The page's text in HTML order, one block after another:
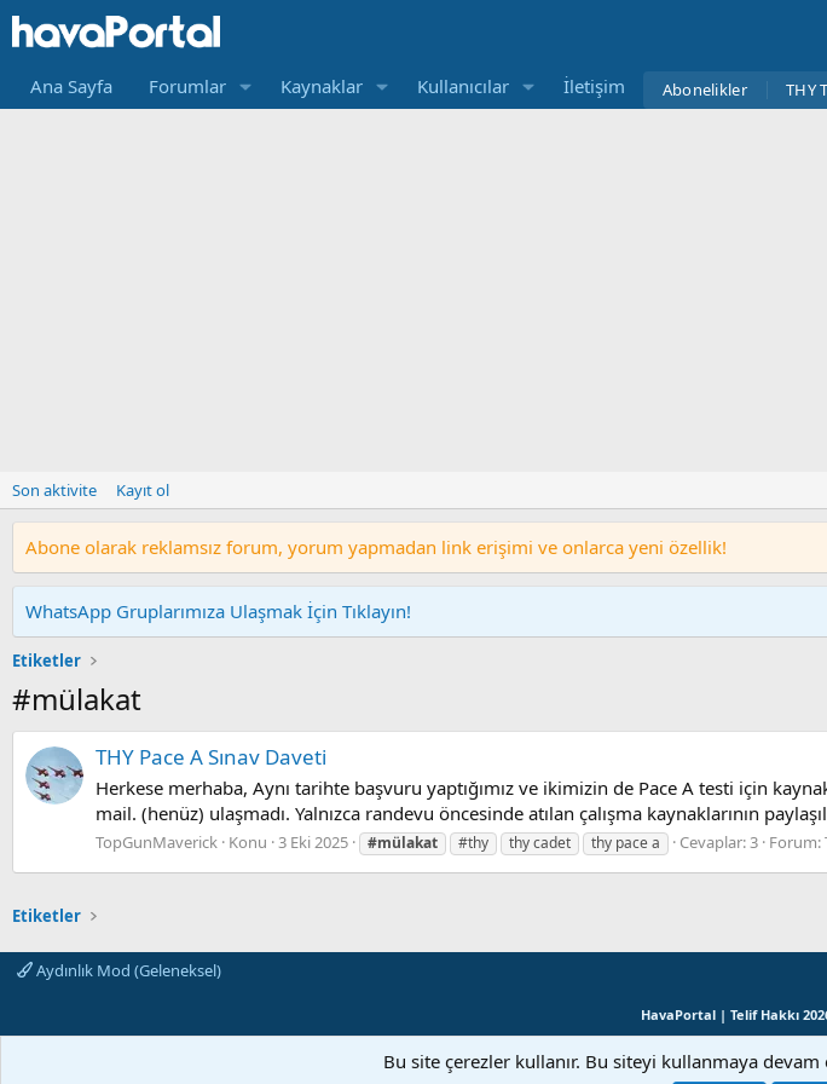
Ana Sayfa Forumlar Kaynaklar Kullanıcılar İletişim Abonelikler THY
Son aktivite Kayıt ol
Abone olarak reklamsız forum, yorum yapmadan link erişimi ve onlarca yeni özellik!
WhatsApp Gruplarımıza Ulaşmak İçin Tıklayın!
Etiketler
#mülakat
THY Pace A Sınav Daveti
Herkese merhaba, Aynı tarihte başvuru yaptığımız ve ikimizin de Pace A testi için
mail. (henüz) ulaşmadı. Yalnızca randevu öncesinde atılan çalışma kaynaklarının
TopGunMaverick Konu 3 Eki 2025 #mülakat #thy thy cadet thy pace a Cevaplar: 3 Forum:
Etiketler
Aydınlık Mod (Geleneksel)
HavaPortal | Telif Hakkı
Bu site çerezler kullanır. Bu siteyi kullanmaya